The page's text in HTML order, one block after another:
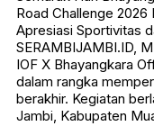
Road Challenge
Apresiasi Sportivitas
SERAMBIJAMBI.ID,
IOF X Bhayangkara
dalam rangka
berakhir. Kegiatan
Jambi, Kabupaten